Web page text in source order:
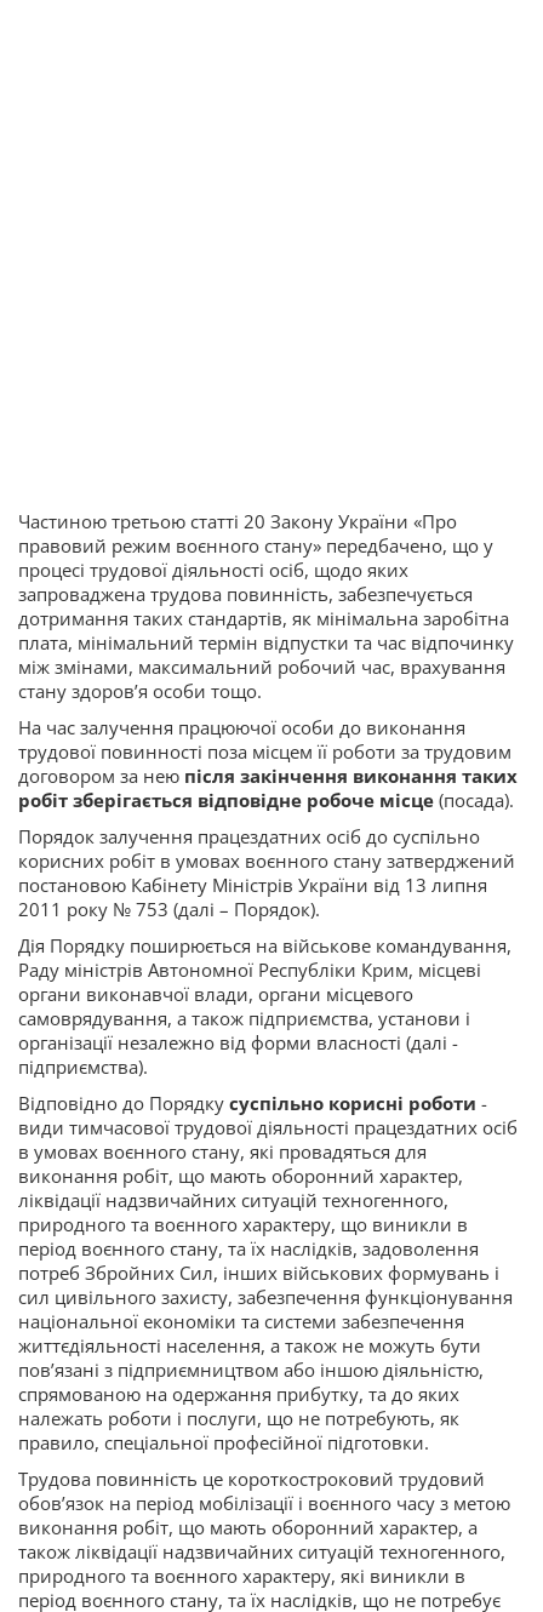
Частиною третьою статті 20 Закону України «Про
правовий режим воєнного стану» передбачено, що у
процесі трудової діяльності осіб, щодо яких
запроваджена трудова повинність, забезпечується
дотримання таких стандартів, як мінімальна заробітна
плата, мінімальний термін відпустки та час відпочинку
між змінами, максимальний робочий час, врахування
стану здоров’я особи тощо.
На час залучення працюючої особи до виконання
трудової повинності поза місцем її роботи за трудовим
договором за нею після закінчення виконання таких
робіт зберігається відповідне робоче місце (посада).
Порядок залучення працездатних осіб до суспільно
корисних робіт в умовах воєнного стану затверджений
постановою Кабінету Міністрів України від 13 липня
2011 року № 753 (далі – Порядок).
Дія Порядку поширюється на військове командування,
Раду міністрів Автономної Республіки Крим, місцеві
органи виконавчої влади, органи місцевого
самоврядування, а також підприємства, установи і
організації незалежно від форми власності (далі -
підприємства).
Відповідно до Порядку суспільно корисні роботи -
види тимчасової трудової діяльності працездатних осіб
в умовах воєнного стану, які провадяться для
виконання робіт, що мають оборонний характер,
ліквідації надзвичайних ситуацій техногенного,
природного та воєнного характеру, що виникли в
період воєнного стану, та їх наслідків, задоволення
потреб Збройних Сил, інших військових формувань і
сил цивільного захисту, забезпечення функціонування
національної економіки та системи забезпечення
життєдіяльності населення, а також не можуть бути
пов’язані з підприємництвом або іншою діяльністю,
спрямованою на одержання прибутку, та до яких
належать роботи і послуги, що не потребують, як
правило, спеціальної професійної підготовки.
Трудова повинність це короткостроковий трудовий
обов’язок на період мобілізації і воєнного часу з метою
виконання робіт, що мають оборонний характер, а
також ліквідації надзвичайних ситуацій техногенного,
природного та воєнного характеру, які виникли в
період воєнного стану, та їх наслідків, що не потребує